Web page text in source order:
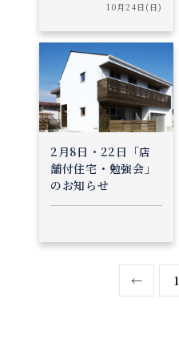
10月24日(日)
2月8日・22日「店
舗付住宅・勉強会」
のお知らせ
← 1